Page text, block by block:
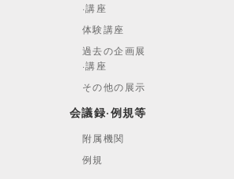
·講座
体験講座
過去の企画展
·講座
その他の展示
会議録·例規等
附属機関
例規